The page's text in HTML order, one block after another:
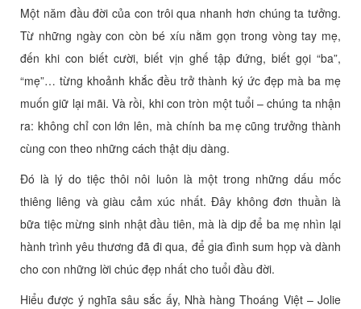
Một năm đầu đời của con trôi qua nhanh hơn chúng ta tưởng.
Từ những ngày con còn bé xíu nằm gọn trong vòng tay mẹ,
đến khi con biết cười, biết vịn ghế tập đứng, biết gọi “ba”,
“mẹ”… từng khoảnh khắc đều trở thành ký ức đẹp mà ba mẹ
muốn giữ lại mãi. Và rồi, khi con tròn một tuổi – chúng ta nhận
ra: không chỉ con lớn lên, mà chính ba mẹ cũng trưởng thành
cùng con theo những cách thật dịu dàng.
Đó là lý do tiệc thôi nôi luôn là một trong những dấu mốc
thiêng liêng và giàu cảm xúc nhất. Đây không đơn thuần là
bữa tiệc mừng sinh nhật đầu tiên, mà là dịp để ba mẹ nhìn lại
hành trình yêu thương đã đi qua, để gia đình sum họp và dành
cho con những lời chúc đẹp nhất cho tuổi đầu đời.
Hiểu được ý nghĩa sâu sắc ấy, Nhà hàng Thoáng Việt – Jolie